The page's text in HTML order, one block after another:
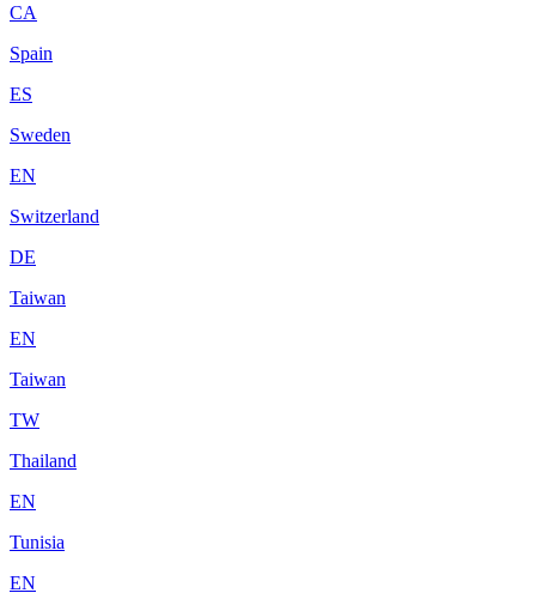
CA
Spain
ES
Sweden
EN
Switzerland
DE
Taiwan
EN
Taiwan
TW
Thailand
EN
Tunisia
EN